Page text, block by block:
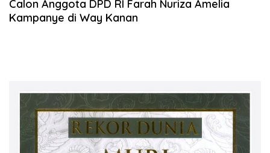
Calon Anggota DPD RI Farah Nuriza Amelia
Kampanye di Way Kanan